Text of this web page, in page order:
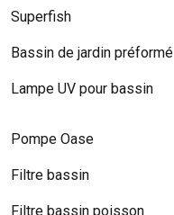
Superfish
Bassin de jardin préformé
Lampe UV pour bassin
Pompe Oase
Filtre bassin
Filtre bassin poisson